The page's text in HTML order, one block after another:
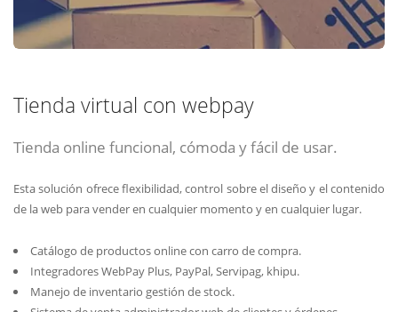
Tienda virtual con webpay
Tienda online funcional, cómoda y fácil de usar.
Esta solución ofrece flexibilidad, control sobre el diseño y el contenido
de la web para vender en cualquier momento y en cualquier lugar.
Catálogo de productos online con carro de compra.
Integradores WebPay Plus, PayPal, Servipag, khipu.
Manejo de inventario gestión de stock.